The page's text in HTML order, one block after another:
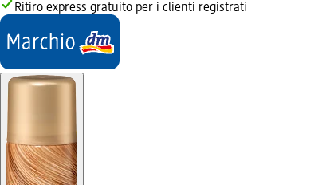
Ritiro express gratuito per i clienti registrati